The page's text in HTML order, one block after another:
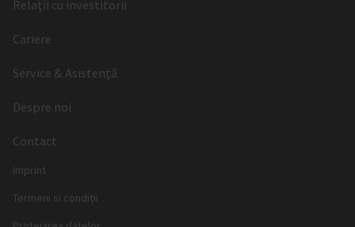
Relații cu investitorii
Cariere
Service & Asistență
Despre noi
Contact
Imprint
Termeni si condiții